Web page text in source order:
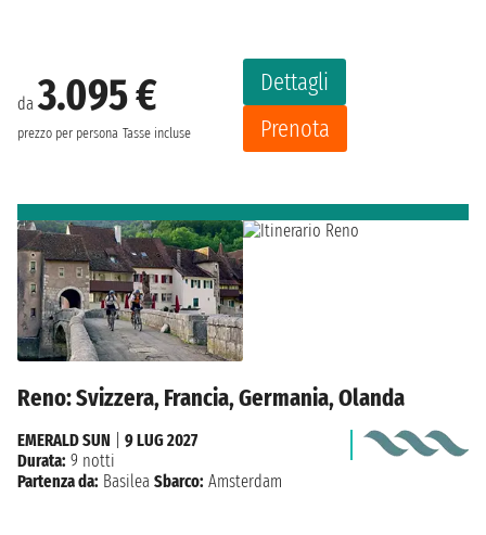
da3.095 €
prezzo per persona Tasse incluse
Dettagli
Prenota
Reno: Svizzera, Francia, Germania, Olanda
EMERALD SUN
9 LUG 2027
Durata: 9 notti
Partenza da: Basilea Sbarco: Amsterdam